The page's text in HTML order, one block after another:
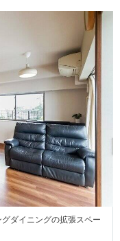
ダイニングの拡張スペー